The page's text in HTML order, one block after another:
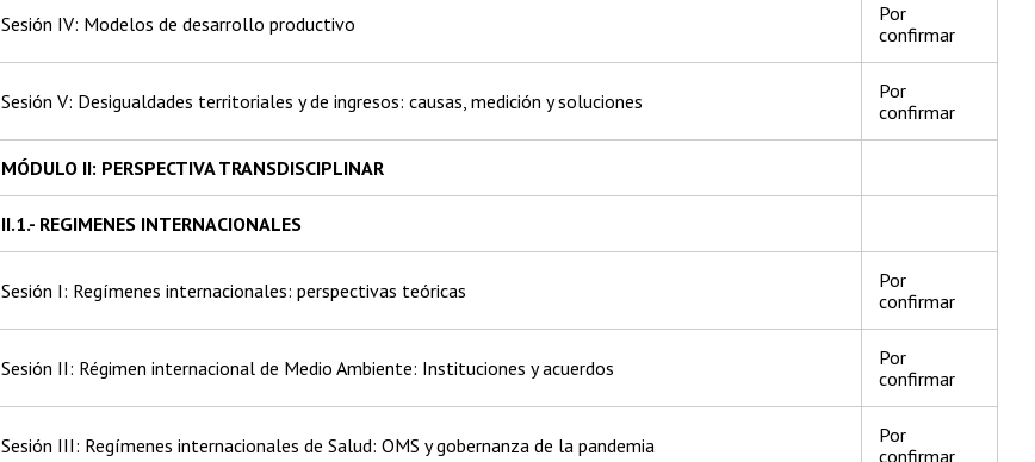
Sesión IV: Modelos de desarrollo productivo
Por
confirmar
Sesión V: Desigualdades territoriales y de ingresos: causas, medición y soluciones
Por
confirmar
MÓDULO II: PERSPECTIVA TRANSDISCIPLINAR
II.1.- REGIMENES INTERNACIONALES
Sesión I: Regímenes internacionales: perspectivas teóricas
Por
confirmar
Sesión II: Régimen internacional de Medio Ambiente: Instituciones y acuerdos
Por
confirmar
Sesión III: Regímenes internacionales de Salud: OMS y gobernanza de la pandemia
Por
confirmar